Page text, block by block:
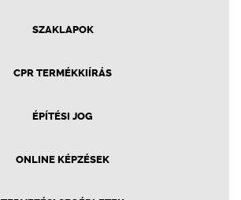
SZAKLAPOK
CPR TERMÉKKIÍRÁS
ÉPÍTÉSI JOG
ONLINE KÉPZÉSEK